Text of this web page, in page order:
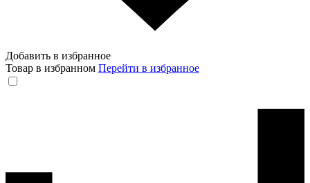
Добавить в избранное
Товар в избранном Перейти в избранное